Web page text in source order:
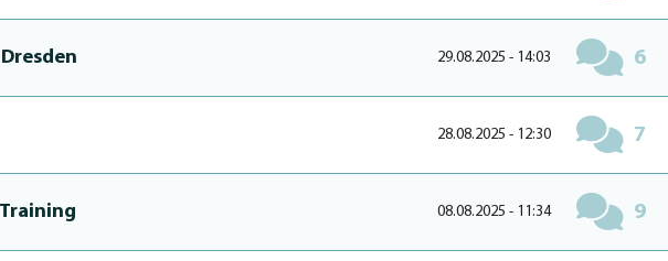
29.08.2025 - 14:03 6
28.08.2025 - 12:30 7
08.08.2025 - 11:34 9